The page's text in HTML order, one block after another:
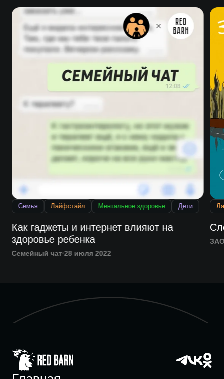
Семья Лайфстайл Ментальное здоровье Дети
Как гаджеты и интернет влияют на
здоровье ребенка
Семейный чат 28 июля 2022